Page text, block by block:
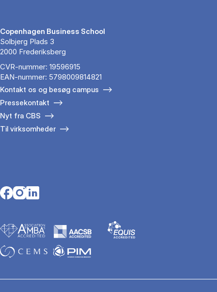
Copenhagen Business School
Solbjerg Plads 3
2000 Frederiksberg
CVR-nummer: 19596915
EAN-nummer: 5798009814821
Kontakt os og besøg campus
Pressekontakt
Nyt fra CBS
Til virksomheder
Opens in a new tab
Opens in a new tab
Opens in a new tab